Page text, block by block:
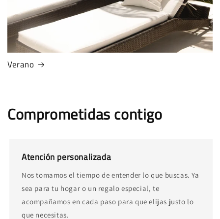
Verano
Comprometidas contigo
Atención personalizada
Nos tomamos el tiempo de entender lo que buscas. Ya
sea para tu hogar o un regalo especial, te
acompañamos en cada paso para que elijas justo lo
que necesitas.